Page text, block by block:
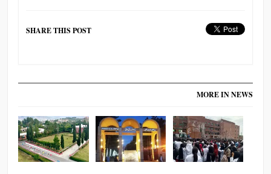
SHARE THIS POST
MORE IN NEWS